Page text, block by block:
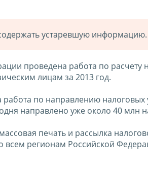
устаревшую информацию.
проведена работа по расчету
лицам за 2013 год.
по направлению налоговых
направлено уже около 40 млн
печать и рассылка
регионам Российской